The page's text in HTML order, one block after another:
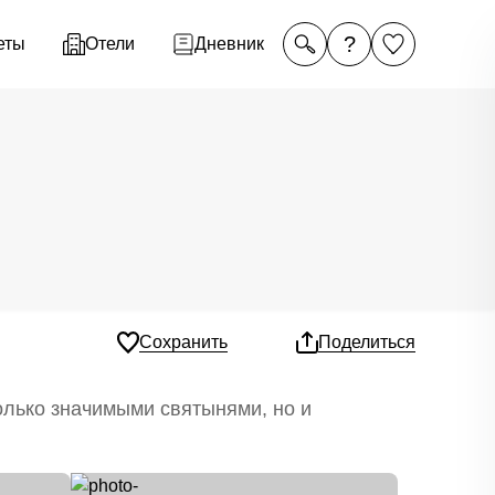
Отели Дневник ?
Сохранить Поделиться
значимыми святынями, но и